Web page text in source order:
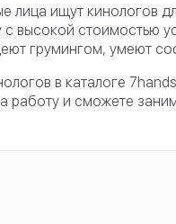
лица ищут кинологов
с высокой стоимостью
грумингом, умеют
в каталоге
работу и сможете